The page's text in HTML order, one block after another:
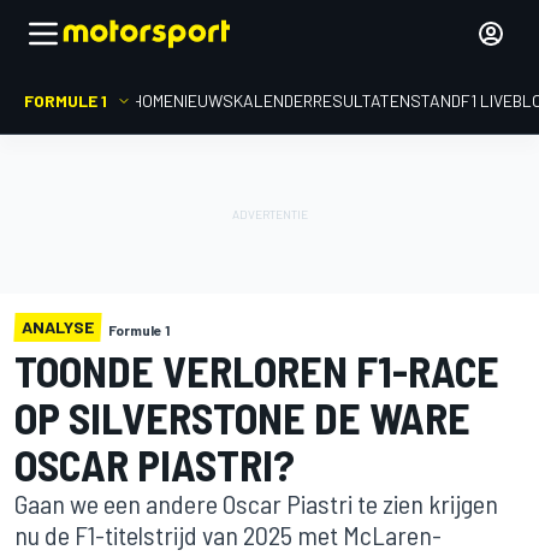
FORMULE 1 HOMENIEUWSKALENDERRESULTATENSTANDF1
ANALYSE Formule 1
TOONDE VERLOREN F1-RACE
OP SILVERSTONE DE WARE
OSCAR PIASTRI?
Gaan we een andere Oscar Piastri te zien krijgen
nu de F1-titelstrijd van 2025 met McLaren-